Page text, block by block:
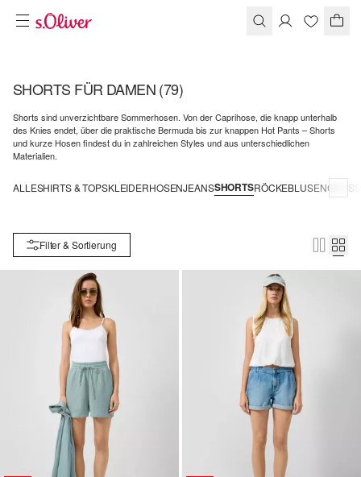
SHORTS FÜR DAMEN(79)
Shorts sind unverzichtbare Sommerhosen. Von der Caprihose, die knapp unterhalb
des Knies endet, über die praktische Bermuda bis zur knappen Hot Pants – Shorts
und kurze Hosen findest du in zahlreichen Styles und aus unterschiedlichen
Materialien.
ALLESHIRTS & TOPSKLEIDERHOSENJEANSSHORTSRÖCKEBLUSEN
Filter & Sortierung